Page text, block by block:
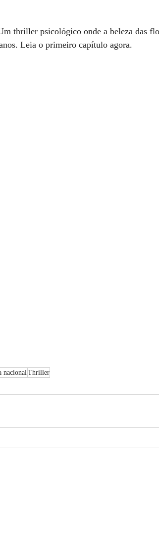
thriller psicológico onde a beleza das
Leia o primeiro capítulo agora.
nacionalThriller